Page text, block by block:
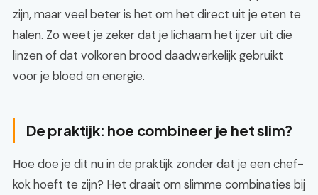
zijn, maar veel beter is het om het direct uit je eten te
halen. Zo weet je zeker dat je lichaam het ijzer uit die
linzen of dat volkoren brood daadwerkelijk gebruikt
voor je bloed en energie.
De praktijk: hoe combineer je het slim?
Hoe doe je dit nu in de praktijk zonder dat je een chef-
kok hoeft te zijn? Het draait om slimme combinaties bij